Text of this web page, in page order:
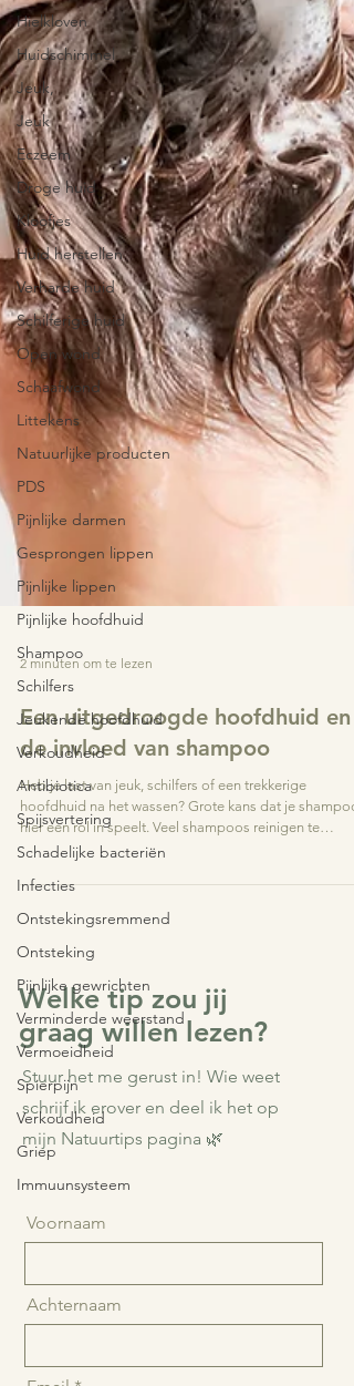
Hielkloven
Huidschimmel
Jeuk,
Jeuk
Eczeem
Droge huid
Kloofjes
Huid herstellen
Verharde huid
Schilferige huid
Open wond
Schaafwond
Littekens
Natuurlijke producten
PDS
Pijnlijke darmen
Gesprongen lippen
Pijnlijke lippen
Pijnlijke hoofdhuid
Shampoo
Schilfers
Jeukende hoofdhuid
Verkoudheid
Antibiotica
Spijsvertering
Schadelijke bacteriën
Infecties
Ontstekingsremmend
Ontsteking
Pijnlijke gewrichten
Verminderde weerstand
Vermoeidheid
Spierpijn
Verkoudheid
Griep
Immuunsysteem
2 minuten om te lezen
Een uitgedroogde hoofdhuid en
de invloed van shampoo
Heb je last van jeuk, schilfers of een trekkerige
hoofdhuid na het wassen? Grote kans dat je shampoo
hier een rol in speelt. Veel shampoos reinigen te
hoofdhuid. In deze blog lees je hoe dat werkt en
waarom milde, natuurlijke haarverzorging het verschil
kan maken.
Stuur het me gerust in! Wie weet
schrijf ik erover en deel ik het op
mijn Natuurtips pagina 🌿
Welke tip zou jij
graag willen lezen?